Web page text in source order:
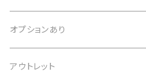
オプションあり
フレーム変更
アウトレット